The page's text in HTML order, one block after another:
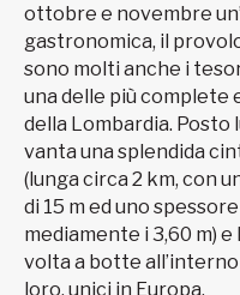
ottobre e novembre
gastronomica, il
sono molti anche i
una delle più
della Lombardia. Posto
vanta una splendida
(lunga circa 2 km, con
di 15 m ed uno
mediamente i 3,60 m)
volta a botte
loro, unici in Europa.